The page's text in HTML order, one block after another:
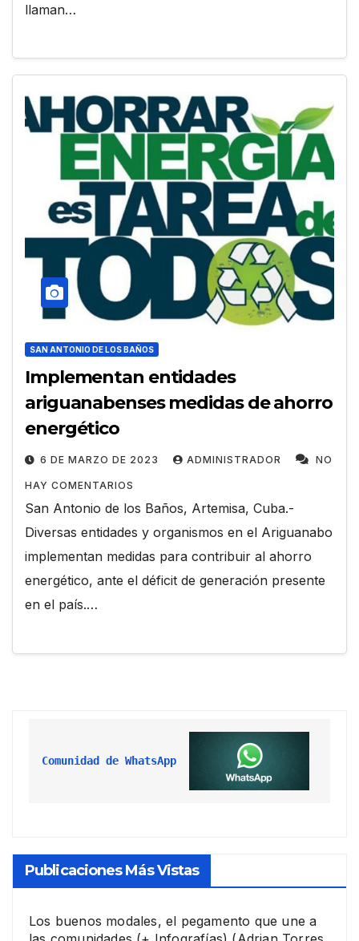
llaman…
SAN ANTONIO DE LOS BAÑOS
Implementan entidades
ariguanabenses medidas de ahorro
energético
6 DE MARZO DE 2023 ADMINISTRADOR NO
HAY COMENTARIOS
San Antonio de los Baños, Artemisa, Cuba.-
Diversas entidades y organismos en el Ariguanabo
implementan medidas para contribuir al ahorro
energético, ante el déficit de generación presente
en el país.…
Comunidad de WhatsApp
Publicaciones Más Vistas
Los buenos modales, el pegamento que une a